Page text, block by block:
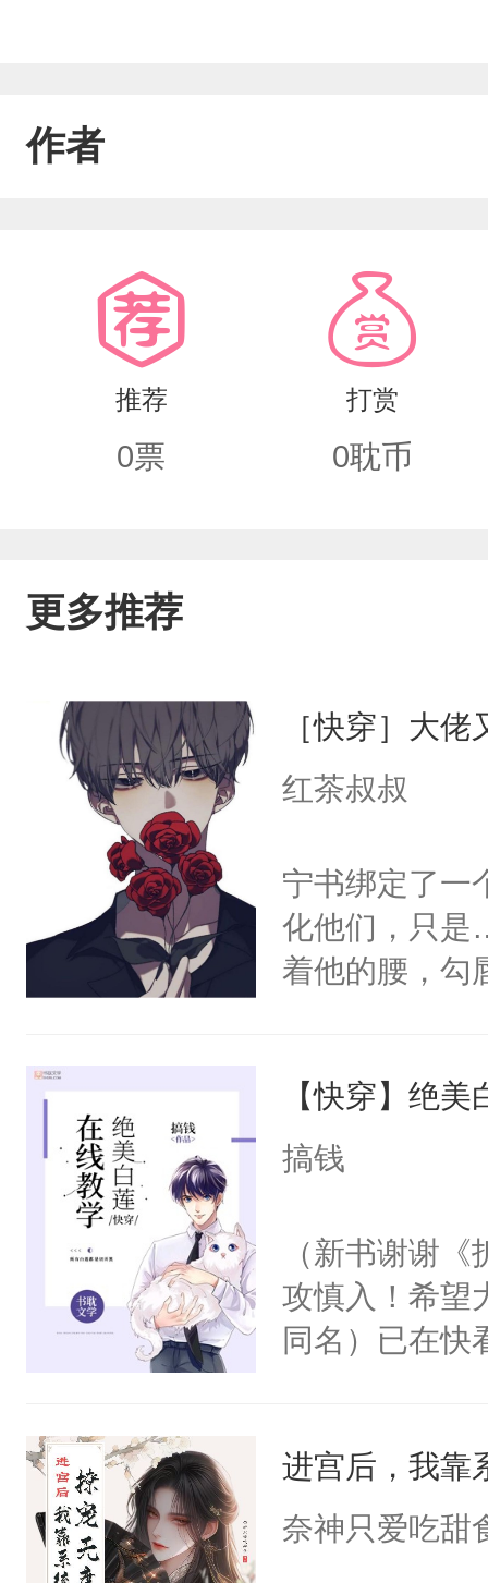
作者
推荐
0票
打赏
0耽币
更多推荐
［快穿］大
红茶叔叔
宁书绑定了一
化他们，只是
着他的腰，勾
来，给老公
用力——为你
【快穿】绝
搞钱
（新书谢谢
攻慎入！希望
同名）已在快
成为所有白莲
I，他们决定
进宫后，我靠
奈神只爱吃甜